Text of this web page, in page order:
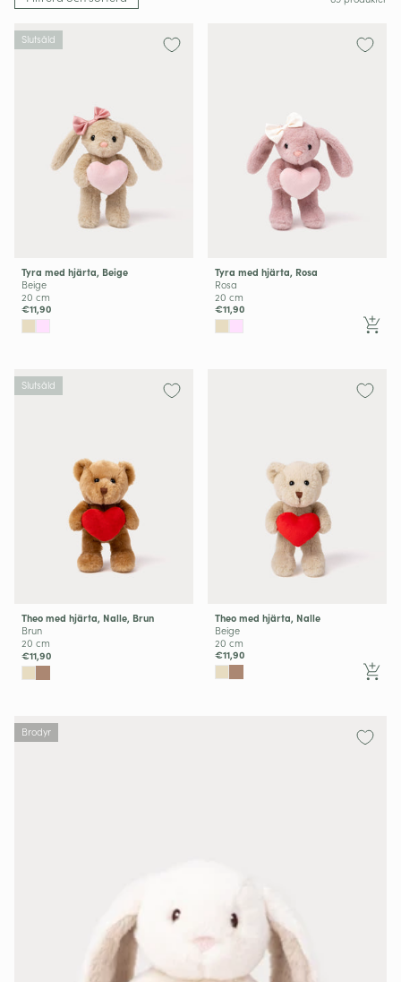
Slutsåld
Tyra med hjärta, Beige
Beige
20 cm
€11,90
Tyra med hjärta, Rosa
Rosa
20 cm
€11,90
Slutsåld
Theo med hjärta, Nalle, Brun
Brun
20 cm
€11,90
Theo med hjärta, Nalle
Beige
20 cm
€11,90
Brodyr